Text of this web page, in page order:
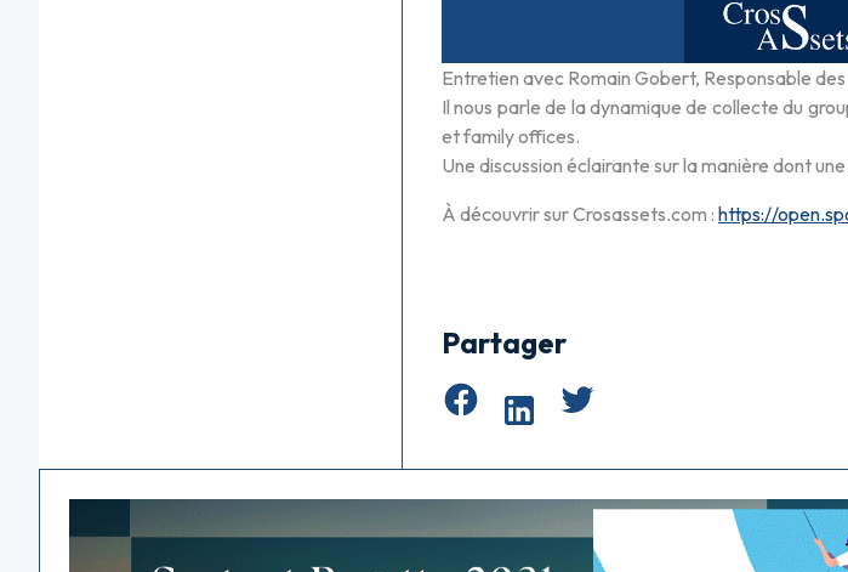
Entretien avec Romain Gobert, Responsable
Il nous parle de la dynamique de collecte du
et family offices.
Une discussion éclairante sur la manière dont
À découvrir sur Crosassets.com : https://
Partager